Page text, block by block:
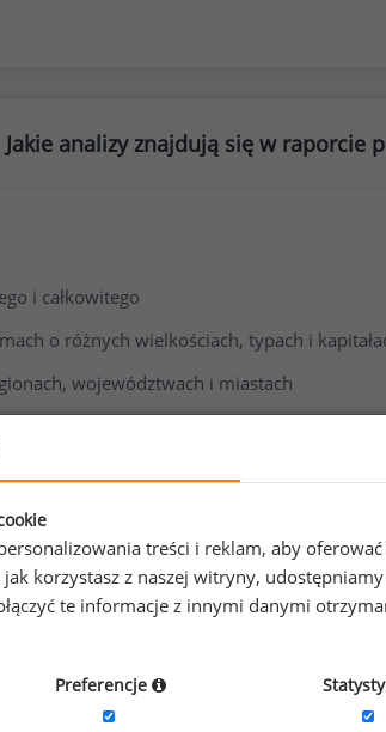
Jakie analizy znajdują się w raporcie
i całkowitego
o różnych wielkościach, typach i
województwach i miastach
grupa stanowisk:it
treści i reklam, aby
korzystasz z naszej witryny,
te informacje z innymi danymi
Preferencje